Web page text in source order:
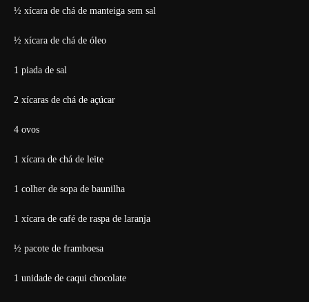
½ xícara de chá de manteiga sem sal
½ xícara de chá de óleo
1 piada de sal
2 xícaras de chá de açúcar
4 ovos
1 xícara de chá de leite
1 colher de sopa de baunilha
1 xícara de café de raspa de laranja
½ pacote de framboesa
1 unidade de caqui chocolate